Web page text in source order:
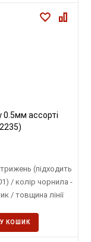
ассорті
(підходить
/ колір чорнила -
/ товщина лінії
У КОШИК